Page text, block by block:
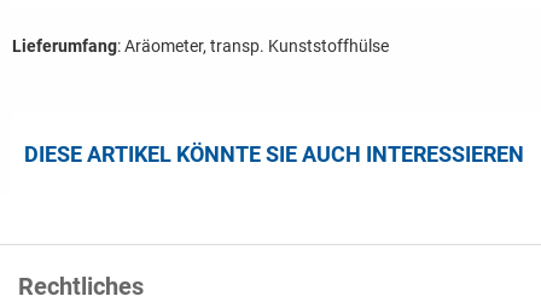
Lieferumfang: Aräometer, transp. Kunststoffhülse
DIESE ARTIKEL KÖNNTE SIE AUCH INTERESSIEREN
Rechtliches